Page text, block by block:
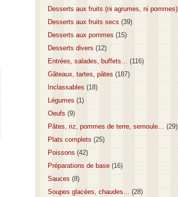
Desserts aux fruits (ni agrumes, ni pommes)
Desserts aux fruits secs (39)
Desserts aux pommes (15)
Desserts divers (12)
Entrées, salades, buffets… (116)
Gâteaux, tartes, pâtes (187)
Inclassables (18)
Légumes (1)
Oeufs (9)
Pâtes, riz, pommes de terre, semoule… (29)
Plats complets (25)
Poissons (42)
Préparations de base (16)
Sauces (8)
Soupes glacées, chaudes… (28)